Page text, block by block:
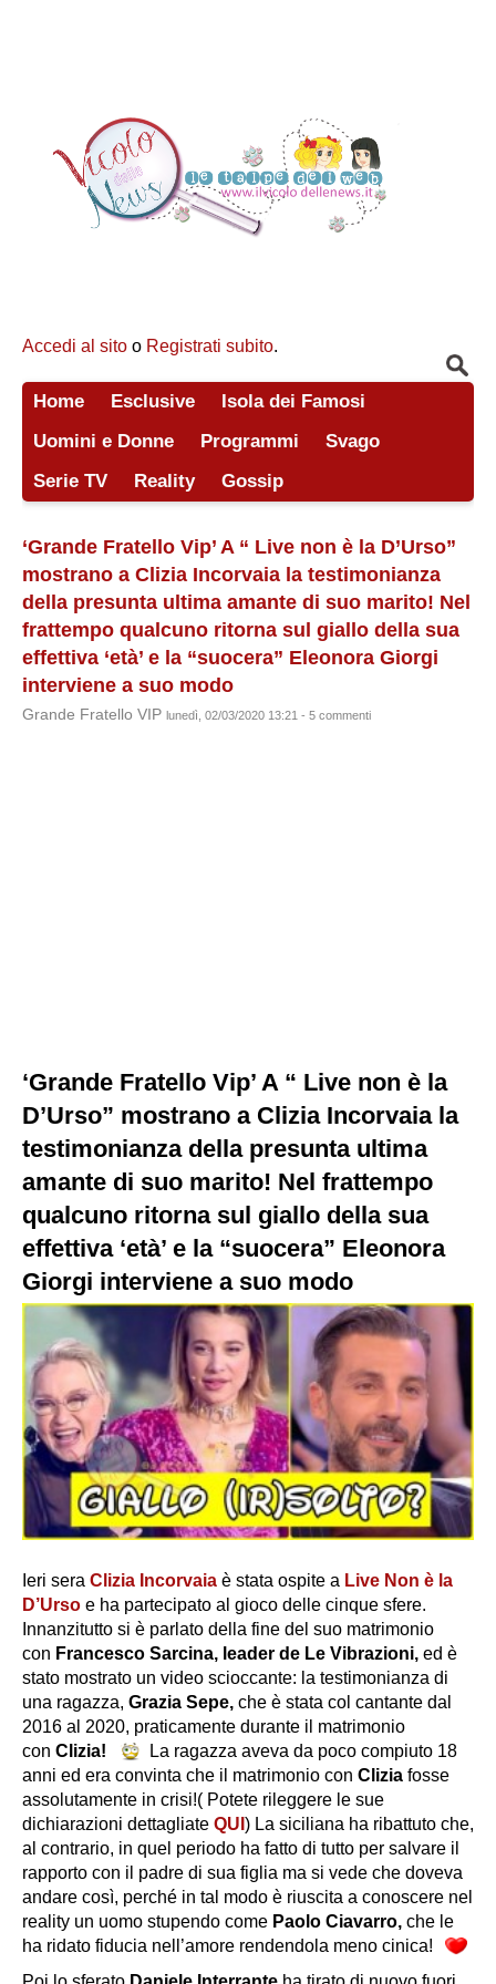
Accedi al sito o Registrati subito.
Home Esclusive
Isola dei Famosi
Uomini e Donne
Programmi
Svago
Serie TV
Reality Gossip
‘Grande Fratello Vip’ A “ Live non è la D’Urso”
mostrano a Clizia Incorvaia la testimonianza
della presunta ultima amante di suo marito! Nel
frattempo qualcuno ritorna sul giallo della sua
effettiva ‘età’ e la “suocera” Eleonora Giorgi
interviene a suo modo
Grande Fratello VIP lunedì, 02/03/2020 13:21 - 5 commenti
‘Grande Fratello Vip’ A “ Live non è la
D’Urso” mostrano a Clizia Incorvaia la
testimonianza della presunta ultima
amante di suo marito! Nel frattempo
qualcuno ritorna sul giallo della sua
effettiva ‘età’ e la “suocera” Eleonora
Giorgi interviene a suo modo
Ieri sera Clizia Incorvaia è stata ospite a Live Non è la
D’Urso e ha partecipato al gioco delle cinque sfere.
Innanzitutto si è parlato della fine del suo matrimonio
con Francesco Sarcina, leader de Le Vibrazioni, ed è
stato mostrato un video scioccante: la testimonianza di
una ragazza, Grazia Sepe, che è stata col cantante dal
2016 al 2020, praticamente durante il matrimonio
con Clizia!
La ragazza aveva da poco compiuto 18
anni ed era convinta che il matrimonio con Clizia fosse
assolutamente in crisi!( Potete rileggere le sue
dichiarazioni dettagliate QUI ) La siciliana ha ribattuto che,
al contrario, in quel periodo ha fatto di tutto per salvare il
rapporto con il padre di sua figlia ma si vede che doveva
andare così, perché in tal modo è riuscita a conoscere nel
reality un uomo stupendo come Paolo Ciavarro, che le
ha ridato fiducia nell’amore rendendola meno cinica!